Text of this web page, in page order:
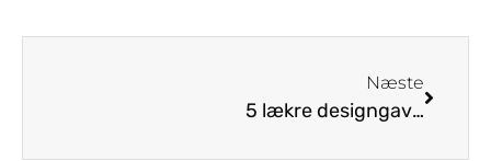
Næste
5 lækre designgaver til den moderne kvinde